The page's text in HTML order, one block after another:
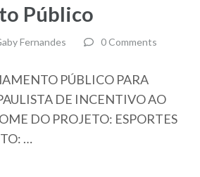
Público
Fernandes 0 Comments
PÚBLICO PARA
DE INCENTIVO AO
DO PROJETO: ESPORTES
…